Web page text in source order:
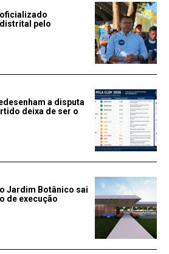
pelo
a disputa
deixa de ser o
Jardim Botânico sai
de execução